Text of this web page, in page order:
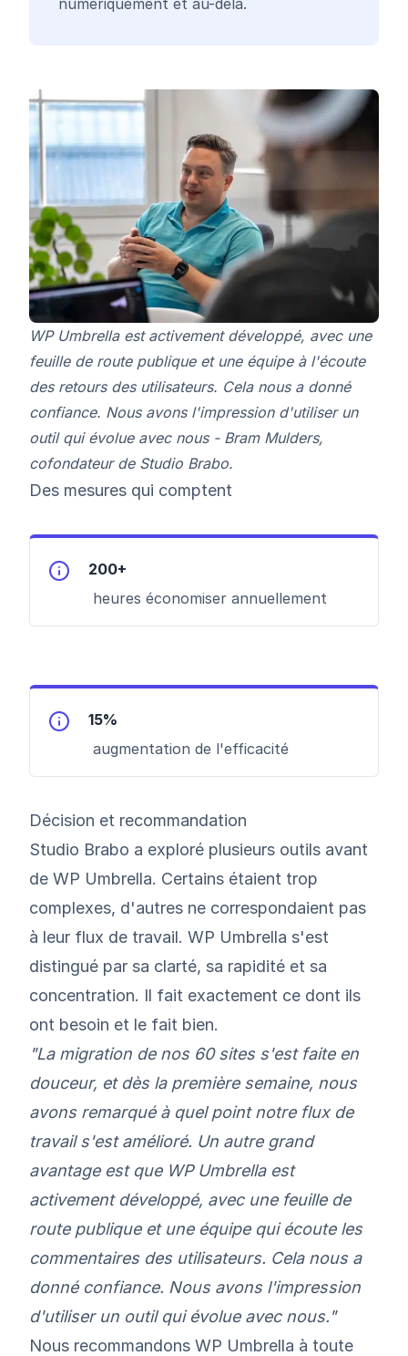
numériquement et au-delà.
WP Umbrella est activement développé, avec une
feuille de route publique et une équipe à l'écoute
des retours des utilisateurs. Cela nous a donné
confiance. Nous avons l'impression d'utiliser un
outil qui évolue avec nous - Bram Mulders,
cofondateur de Studio Brabo.
Des mesures qui comptent
200+
heures économiser annuellement
15%
augmentation de l'efficacité
Décision et recommandation
Studio Brabo a exploré plusieurs outils avant
de WP Umbrella. Certains étaient trop
complexes, d'autres ne correspondaient pas
à leur flux de travail. WP Umbrella s'est
distingué par sa clarté, sa rapidité et sa
concentration. Il fait exactement ce dont ils
ont besoin et le fait bien.
"La migration de nos 60 sites s'est faite en
douceur, et dès la première semaine, nous
avons remarqué à quel point notre flux de
travail s'est amélioré. Un autre grand
avantage est que WP Umbrella est
activement développé, avec une feuille de
route publique et une équipe qui écoute les
commentaires des utilisateurs. Cela nous a
donné confiance. Nous avons l'impression
d'utiliser un outil qui évolue avec nous."
Nous recommandons WP Umbrella à toute